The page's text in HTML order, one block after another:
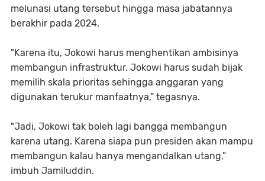
melunasi utang tersebut hingga masa jabatannya
berakhir pada 2024.
"Karena itu, Jokowi harus menghentikan ambisinya
membangun infrastruktur. Jokowi harus sudah bijak
memilih skala prioritas sehingga anggaran yang
digunakan terukur manfaatnya,” tegasnya.
"Jadi, Jokowi tak boleh lagi bangga membangun
karena utang. Karena siapa pun presiden akan mampu
membangun kalau hanya mengandalkan utang,”
imbuh Jamiluddin.